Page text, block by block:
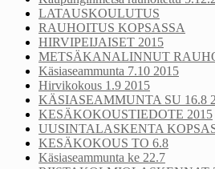
LATAUSKOULUTUS
RAUHOITUS KOPSASSA
HIRVIPEIJAISET 2015
METSÄKANALINNUT
Käsiaseammunta 7.10 2015
Hirvikokous 1.9 2015
KÄSIASEAMMUNTA SU 16.8
KESÄKOKOUSTIEDOTE 2015
UUSINTALASKENTA
KESÄKOKOUS TO 6.8
Käsiaseammunta ke 22.7